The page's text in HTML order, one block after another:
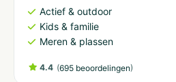
Actief & outdoor
Kids & familie
Meren & plassen
4.4 (695 beoordelingen)